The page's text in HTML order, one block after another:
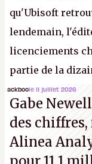
qu'Ubisoft
lendemain,
licenciements
partie de la
travaillé sur cet
d'Ubisoft
ackboole 11 juillet 2026
Gabe
des
Alinea